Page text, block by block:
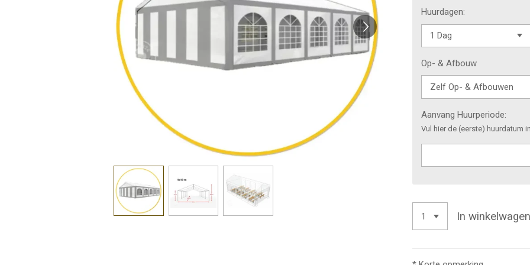
Huurdagen:
Op- & Afbouw
Aanvang Huurperiode:
Vul hier de (eerste) huurdatum
In